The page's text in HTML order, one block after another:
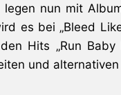
legen nun mit
es bei „Bleed
Hits „Run Baby
und